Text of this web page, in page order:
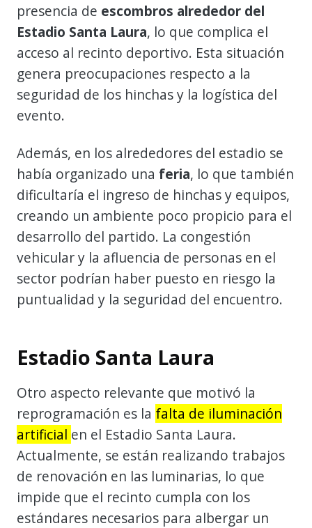
presencia de escombros alrededor del
Estadio Santa Laura, lo que complica el
acceso al recinto deportivo. Esta situación
genera preocupaciones respecto a la
seguridad de los hinchas y la logística del
evento.
Además, en los alrededores del estadio se
había organizado una feria, lo que también
dificultaría el ingreso de hinchas y equipos,
creando un ambiente poco propicio para el
desarrollo del partido. La congestión
vehicular y la afluencia de personas en el
sector podrían haber puesto en riesgo la
puntualidad y la seguridad del encuentro.
Estadio Santa Laura
Otro aspecto relevante que motivó la
reprogramación es la falta de iluminación
artificial en el Estadio Santa Laura.
Actualmente, se están realizando trabajos
de renovación en las luminarias, lo que
impide que el recinto cumpla con los
estándares necesarios para albergar un